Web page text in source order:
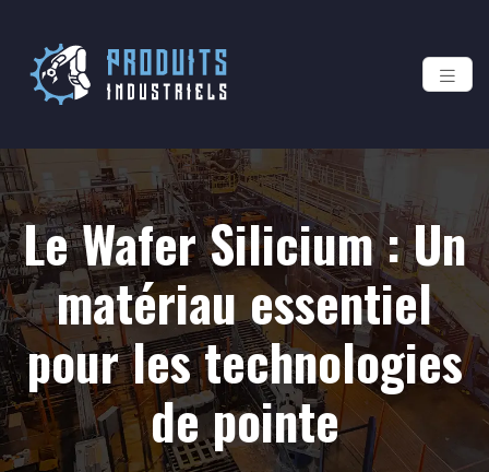
Le Wafer Silicium : Un
matériau essentiel
pour les technologies
de pointe